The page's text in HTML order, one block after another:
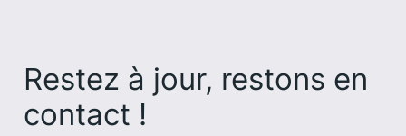
Restez à jour, restons en
contact !